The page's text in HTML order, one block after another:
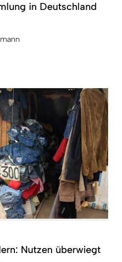
in Deutschland
Nutzen überwiegt